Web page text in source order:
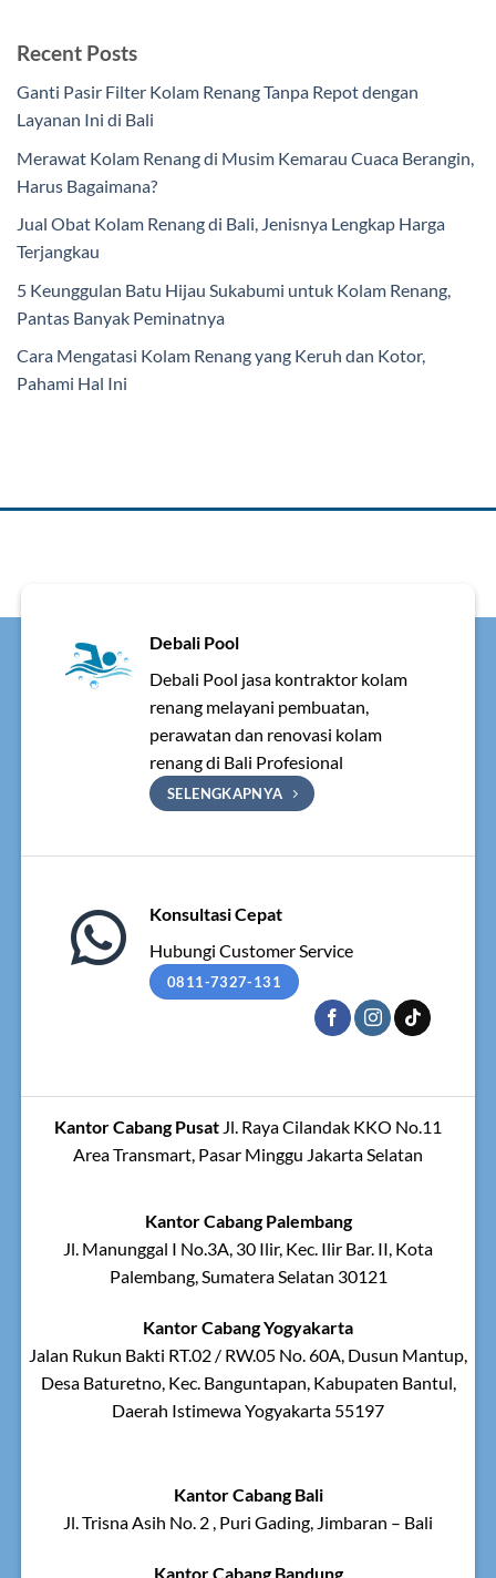
Recent Posts
Ganti Pasir Filter Kolam Renang Tanpa Repot dengan
Layanan Ini di Bali
Merawat Kolam Renang di Musim Kemarau Cuaca Berangin,
Harus Bagaimana?
Jual Obat Kolam Renang di Bali, Jenisnya Lengkap Harga
Terjangkau
5 Keunggulan Batu Hijau Sukabumi untuk Kolam Renang,
Pantas Banyak Peminatnya
Cara Mengatasi Kolam Renang yang Keruh dan Kotor,
Pahami Hal Ini
Debali Pool
Debali Pool jasa kontraktor kolam
renang melayani pembuatan,
perawatan dan renovasi kolam
renang di Bali Profesional
SELENGKAPNYA
Konsultasi Cepat
Hubungi Customer Service
0811-7327-131
Kantor Cabang Pusat Jl. Raya Cilandak KKO No.11
Area Transmart, Pasar Minggu Jakarta Selatan
Kantor Cabang Palembang
Jl. Manunggal I No.3A, 30 Ilir, Kec. Ilir Bar. II, Kota
Palembang, Sumatera Selatan 30121
Kantor Cabang Yogyakarta
Jalan Rukun Bakti RT.02 / RW.05 No. 60A, Dusun Mantup,
Desa Baturetno, Kec. Banguntapan, Kabupaten Bantul,
Daerah Istimewa Yogyakarta 55197
Kantor Cabang Bali
Jl. Trisna Asih No. 2 , Puri Gading, Jimbaran – Bali
Kantor Cabang Bandung